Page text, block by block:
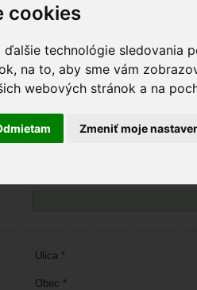
cookies
technológie sledovania
na to, aby sme vám
webových stránok a na
Zmeniť moje
Políčka označené * sú
Ulica *
Obec *